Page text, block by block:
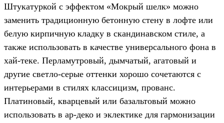
Штукатуркой с эффектом «Мокрый шелк» можно
заменить традиционную бетонную стену в лофте или
белую кирпичную кладку в скандинавском стиле, а
также использовать в качестве универсального фона в
хай-теке. Перламутровый, дымчатый, агатовый и
другие светло-серые оттенки хорошо сочетаются с
интерьерами в стилях классицизм, прованс.
Платиновый, кварцевый или базальтовый можно
использовать в ар-деко и эклектике для гармонизации